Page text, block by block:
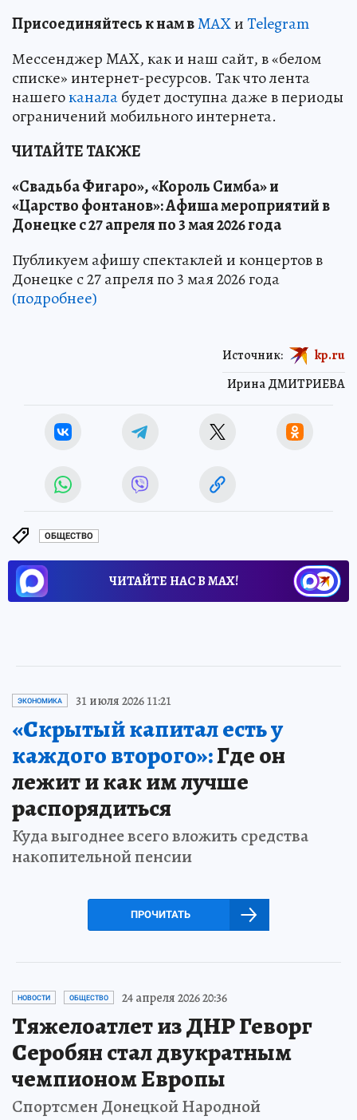
Присоединяйтесь к нам вMAXиTelegram
Мессенджер MAX, как и наш сайт, в «белом
списке» интернет-ресурсов. Так что лента
нашегоканалабудет доступна даже в периоды
ограничений мобильного интернета.
ЧИТАЙТЕ ТАКЖЕ
«Свадьба Фигаро», «Король Симба» и
«Царство фонтанов»: Афиша мероприятий в
Донецке с 27 апреля по 3 мая 2026 года
Публикуем афишу спектаклей и концертов в
Донецке с 27 апреля по 3 мая 2026 года
(подробнее)
Ирина ДМИТРИЕВА
Источник: kp.ru
ОБЩЕСТВО
ЧИТАЙТЕ НАС В МАХ!
ЭКОНОМИКА 31 июля 2026 11:21
«Скрытый капитал есть у
каждого второго»:Где он
лежит и как им лучше
распорядиться
Куда выгоднее всего вложить средства
накопительной пенсии
ПРОЧИТАТЬ
НОВОСТИ ОБЩЕСТВО 24 апреля 2026 20:36
Тяжелоатлет из ДНР Геворг
Серобян стал двукратным
чемпионом Европы
Спортсмен Донецкой Народной